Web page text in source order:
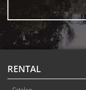
RENTAL